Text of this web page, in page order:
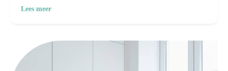
Lees meer